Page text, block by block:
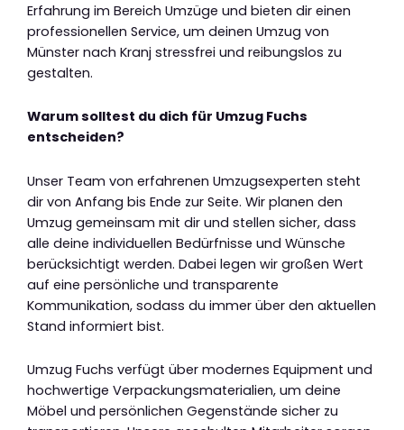
Erfahrung im Bereich Umzüge und bieten dir einen
professionellen Service, um deinen Umzug von
Münster nach Kranj stressfrei und reibungslos zu
gestalten.
Warum solltest du dich für Umzug Fuchs
entscheiden?
Unser Team von erfahrenen Umzugsexperten steht
dir von Anfang bis Ende zur Seite. Wir planen den
Umzug gemeinsam mit dir und stellen sicher, dass
alle deine individuellen Bedürfnisse und Wünsche
berücksichtigt werden. Dabei legen wir großen Wert
auf eine persönliche und transparente
Kommunikation, sodass du immer über den aktuellen
Stand informiert bist.
Umzug Fuchs verfügt über modernes Equipment und
hochwertige Verpackungsmaterialien, um deine
Möbel und persönlichen Gegenstände sicher zu